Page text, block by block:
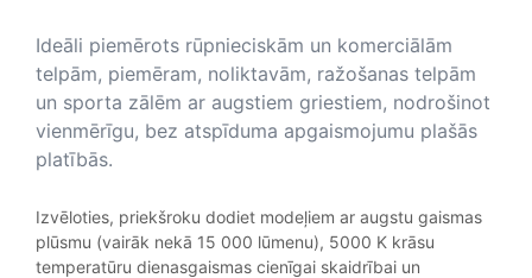
Ideāli piemērots rūpnieciskām un komerciālām
telpām, piemēram, noliktavām, ražošanas telpām
un sporta zālēm ar augstiem griestiem, nodrošinot
vienmērīgu, bez atspīduma apgaismojumu plašās
platībās.
Izvēloties, priekšroku dodiet modeļiem ar augstu gaismas
plūsmu (vairāk nekā 15 000 lūmenu), 5000 K krāsu
temperatūru dienasgaismas cienīgai skaidrībai un